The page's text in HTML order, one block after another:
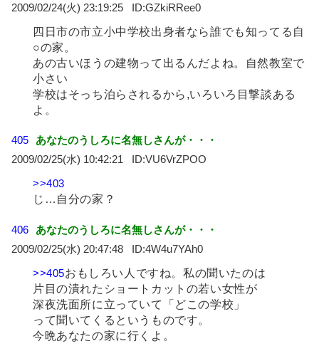
2009/02/24(火) 23:19:25
GZkiRRee0
四日市の市立小中学校出身者なら誰でも知ってる自
○の家。
あの古いほうの建物って出るんだよね。自然教室で
小さい
学校はそっち泊らされるから,いろいろ目撃談ある
よ。
405
あなたのうしろに名無しさんが・・・
2009/02/25(水) 10:42:21
VU6VrZPOO
>>403
じ…自分の家？
406
あなたのうしろに名無しさんが・・・
2009/02/25(水) 20:47:48
4W4u7YAh0
>>405おもしろい人ですね。私の聞いたのは
片目の潰れたショートカットの若い女性が
深夜洗面所に立っていて「どこの学校」
って聞いてくるというものです。
今晩あなたの家に行くよ。